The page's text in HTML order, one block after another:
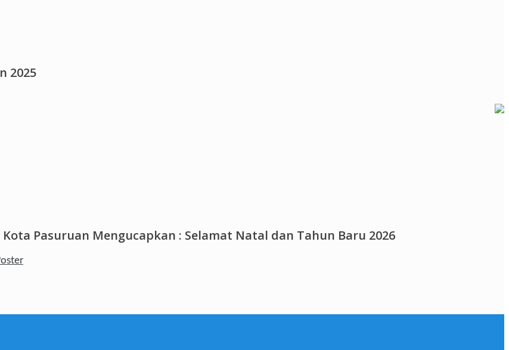
2025
Pasuruan Mengucapkan : Selamat Natal dan Tahun Baru 2026